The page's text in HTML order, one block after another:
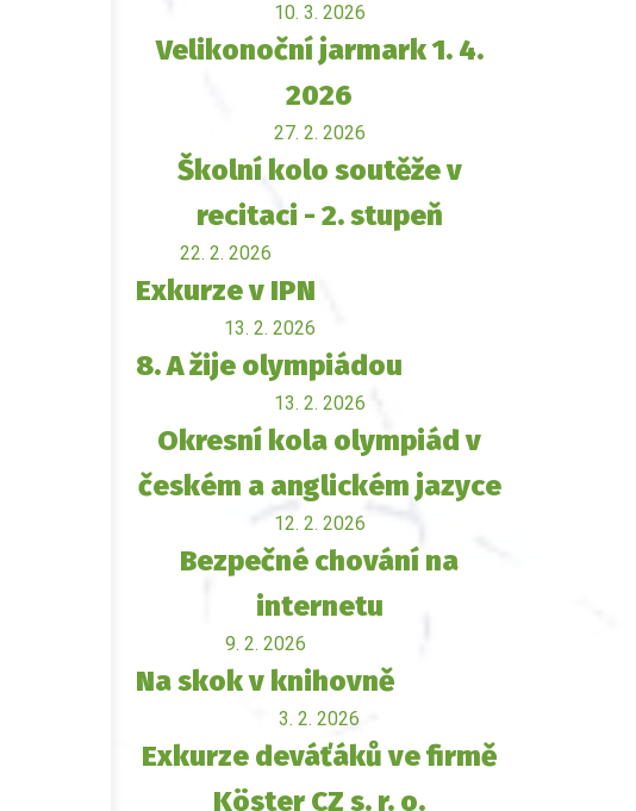
10. 3. 2026
Velikonoční jarmark 1. 4.
2026
27. 2. 2026
Školní kolo soutěže v
recitaci - 2. stupeň
22. 2. 2026
Exkurze v IPN
13. 2. 2026
8. A žije olympiádou
13. 2. 2026
Okresní kola olympiád v
českém a anglickém jazyce
12. 2. 2026
Bezpečné chování na
internetu
9. 2. 2026
Na skok v knihovně
3. 2. 2026
Exkurze deváťáků ve firmě
Köster CZ s. r. o.